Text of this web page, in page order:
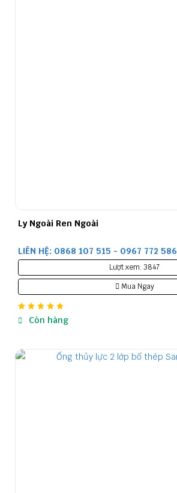
Ly Ngoài Ren Ngoài
LIÊN HỆ: 0868 107 515 - 0967 772 586
Lượt xem: 3847
Mua Ngay
Còn hàng